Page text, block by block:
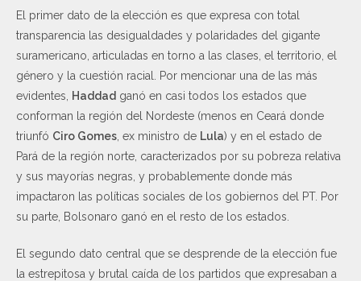
El primer dato de la elección es que expresa con total
transparencia las desigualdades y polaridades del gigante
suramericano, articuladas en torno a las clases, el territorio, el
género y la cuestión racial. Por mencionar una de las más
evidentes,
Haddad ganó en casi todos los estados que
conforman la región del Nordeste (menos en Ceará donde
triunfó Ciro Gomes , ex ministro de Lula) y en el estado de
Pará de la región norte, caracterizados por su pobreza relativa
y sus mayorías negras, y probablemente donde más
impactaron las políticas sociales de los gobiernos del PT. Por
su parte, Bolsonaro ganó en el resto de los estados.
El segundo dato central que se desprende de la elección fue
la estrepitosa y brutal caída de los partidos que expresaban a